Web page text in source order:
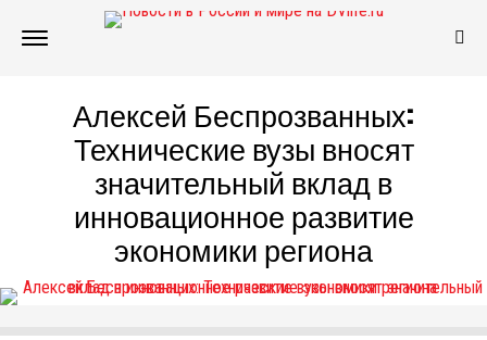
Алексей Беспрозванных:
Технические вузы вносят
значительный вклад в
инновационное развитие
экономики региона